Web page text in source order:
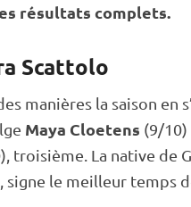
résultats complets.
Scattolo
manières la saison en
Maya Cloetens (9/10)
troisième. La native de
, signe le meilleur temps